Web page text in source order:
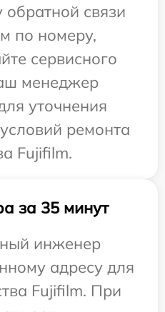
связи
по номеру,
сервисного
менеджер
уточнения
ремонта
Fujifilm.
за 35 минут
инженер
адресу для
Fujifilm. При